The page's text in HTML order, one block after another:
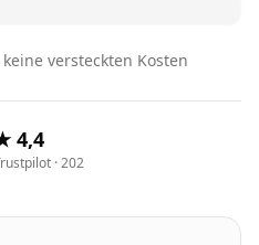
versteckten Kosten
4,4
· 202